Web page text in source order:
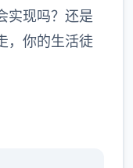
实现吗？还是
，你的生活徒